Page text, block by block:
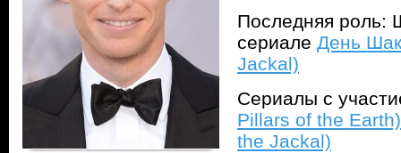
Последняя роль:
сериале День
Jackal)
Сериалы с
Pillars of the Earth)
the Jackal)